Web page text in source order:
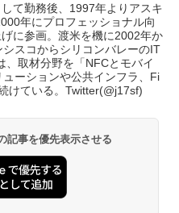
て勤務後、1997年よりアスキ
年にプロフェッショナル向
に参画。渡米を機に2002年か
スコからシリコンバレーのIT
取材分野を「NFCとモバイ
ーションや公共インフラ、Fi
けている。Twitter(@j17sf)
記事を優先表示させる